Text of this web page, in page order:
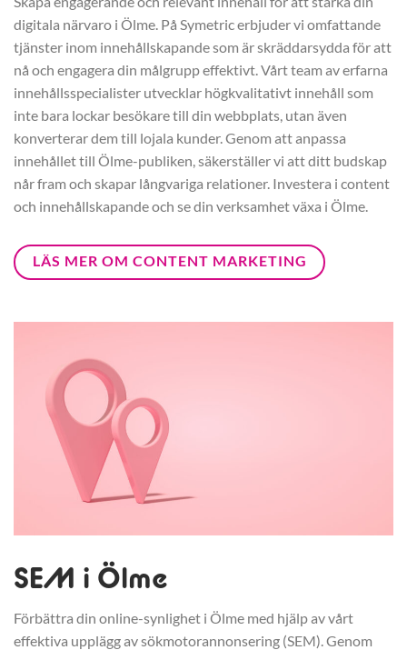
digitala närvaro i Ölme. På Symetric erbjuder vi omfattande
tjänster inom innehållskapande som är skräddarsydda för att
nå och engagera din målgrupp effektivt. Vårt team av erfarna
innehållsspecialister utvecklar högkvalitativt innehåll som
inte bara lockar besökare till din webbplats, utan även
konverterar dem till lojala kunder. Genom att anpassa
innehållet till Ölme-publiken, säkerställer vi att ditt budskap
når fram och skapar långvariga relationer. Investera i content
och innehållskapande och se din verksamhet växa i Ölme.
LÄS MER OM CONTENT MARKETING
SEM i Ölme
Förbättra din online-synlighet i Ölme med hjälp av vårt
effektiva upplägg av sökmotorannonsering (SEM). Genom